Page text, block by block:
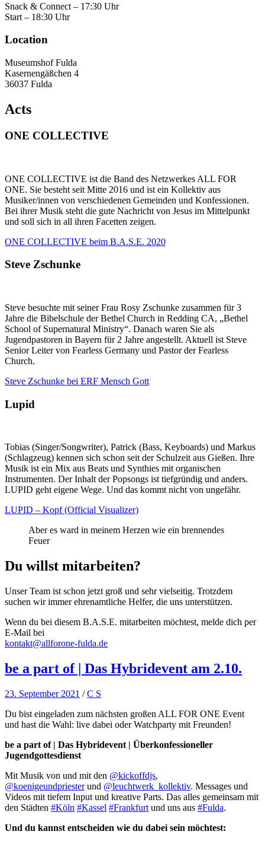
Snack & Connect – 17:30 Uhr
Start – 18:30 Uhr
Location
Museumshof Fulda
Kasernengäßchen 4
36037 Fulda
Acts
ONE COLLECTIVE
ONE COLLECTIVE ist die Band des Netzwerkes ALL FOR
ONE. Sie besteht seit Mitte 2016 und ist ein Kollektiv aus
Musiker/innen von verschiedenen Gemeinden und Konfessionen.
Bei ihrer Musik steht die gute Nachricht von Jesus im Mittelpunkt
und soll sich in all ihren Facetten zeigen.
ONE COLLECTIVE beim B.A.S.E. 2020
Steve Zschunke
Steve besuchte mit seiner Frau Rosy Zschunke zusammen für 3
Jahre die Bibelschule der Bethel Church in Redding CA, „Bethel
School of Supernatural Ministry“. Danach waren Sie als
Jugendpastoren in Bayern für 2 Jahre angestellt. Aktuell ist Steve
Senior Leiter von Fearless Germany und Pastor der Fearless
Church.
Steve Zschunke bei ERF Mensch Gott
Lupid
Tobias (Singer/Songwriter), Patrick (Bass, Keyboards) und Markus
(Schlagzeug) kennen sich schon seit der Schulzeit aus Gießen. Ihre
Musik ist ein Mix aus Beats und Synthies mit organischen
Instrumenten. Der Inhalt der Popsongs ist tiefgründig und anders.
LUPID geht eigene Wege. Und das kommt nicht von ungefähr.
LUPID – Kopf (Official Visualizer)
Aber es ward in meinem Herzen wie ein brennendes
Feuer
Du willst mitarbeiten?
Unser Team ist schon jetzt groß und sehr vielseitig. Trotzdem
suchen wir immer ehrenamtliche Helfer, die uns unterstützen.
Wenn du bei diesem B.A.S.E. mitarbeiten möchtest, melde dich per
E-Mail bei
kontakt@allforone-fulda.de
be a part of | Das Hybridevent am 2.10.
23. September 2021 /C S
Du bist eingeladen zum nächsten großen ALL FOR ONE Event
und hast die Wahl: live dabei oder Watchparty mit Freunden!
be a part of | Das Hybridevent | Überkonfessioneller
Jugendgottesdienst
Mit Musik von und mit den @kickoffdjs,
@koenigeundpriesterund @leuchtwerk_kollektiv. Messages und
Videos mit tiefem Input und kreative Parts. Das alles gemeinsam mit
den Städten #Köln #Kassel #Frankfurt und uns aus #Fulda.
Und du kannst entscheiden wie du dabei sein möchtest: